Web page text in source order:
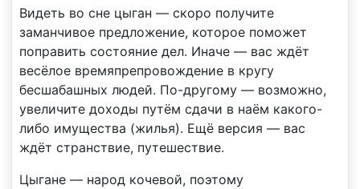
Видеть во сне цыган — скоро получите
заманчивое предложение, которое поможет
поправить состояние дел. Иначе — вас ждёт
весёлое времяпрепровождение в кругу
бесшабашных людей. По-другому — возможно,
увеличите доходы путём сдачи в наём какого-
либо имущества (жилья). Ещё версия — вас
ждёт странствие, путешествие.
Цыгане — народ кочевой, поэтому